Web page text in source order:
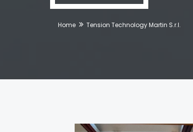
Home Tension Technology Martin S.r.l.